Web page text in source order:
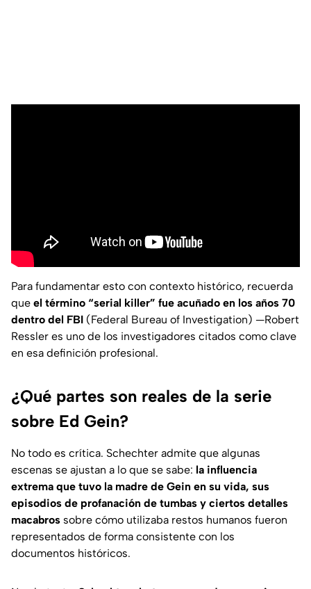
Para fundamentar esto con contexto histórico, recuerda
que el término “serial killer” fue acuñado en los años 70
dentro del FBI (Federal Bureau of Investigation) —Robert
Ressler es uno de los investigadores citados como clave
en esa definición profesional.
¿Qué partes son reales de la serie
sobre Ed Gein?
No todo es crítica. Schechter admite que algunas
escenas se ajustan a lo que se sabe: la influencia
extrema que tuvo la madre de Gein en su vida, sus
episodios de profanación de tumbas y ciertos detalles
macabros sobre cómo utilizaba restos humanos fueron
representados de forma consistente con los
documentos históricos.